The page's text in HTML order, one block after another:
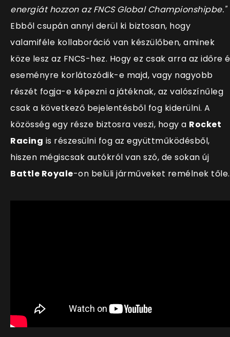
energiát hozzon az FNCS Global Championshipbe."
Ebből csupán annyi derül ki biztosan, hogy
valamiféle kollaboráció van készülőben, aminek
köze lesz az FNCS-hez. Hogy ez csak arra az időre
eseményre korlátozódik-e majd, vagy nagyobb
részét fogja-e képezni a játéknak, az valószínűleg
csak a következő bejelentésből fog kiderülni. A
közösség egy része biztosra veszi, hogy a Rocket
Racing is részesülni fog az együttműködésből,
hiszen mégiscsak autókról van szó, de sokan új
Battle Royale-on belüli járműveket remélnek tőle.